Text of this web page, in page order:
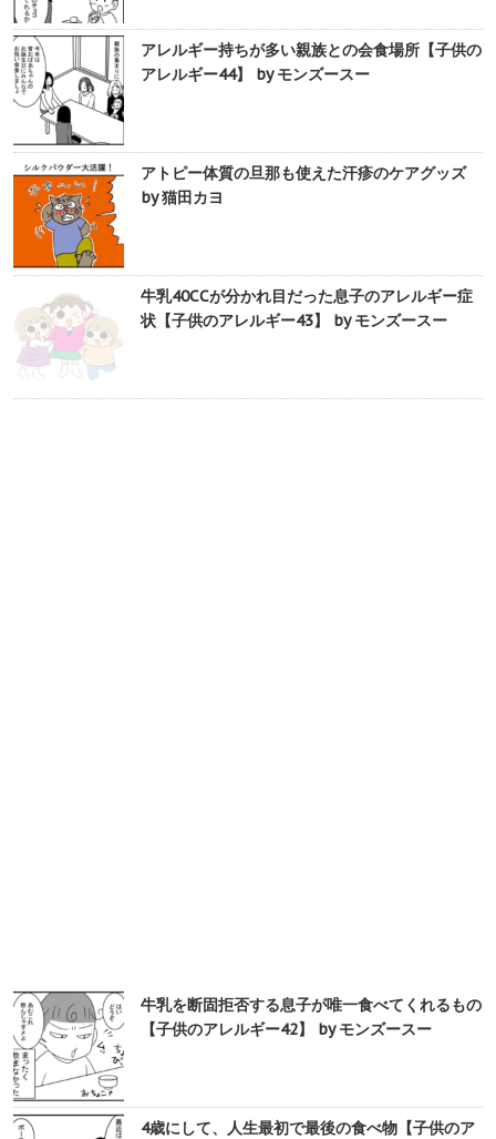
アレルギー持ちが多い親族との会食場所【子供の
アレルギー44】 by モンズースー
アトピー体質の旦那も使えた汗疹のケアグッズ
by 猫田カヨ
牛乳40CCが分かれ目だった息子のアレルギー症
状【子供のアレルギー43】 by モンズースー
牛乳を断固拒否する息子が唯一食べてくれるもの
【子供のアレルギー42】 by モンズースー
4歳にして、人生最初で最後の食べ物【子供のア